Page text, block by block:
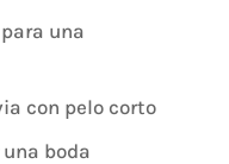
una
con pelo corto
boda